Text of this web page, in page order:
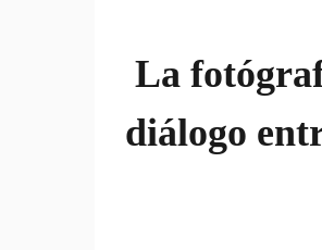
La
diálogo